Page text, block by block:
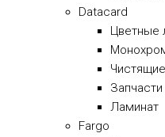
Datacard
Цветные
Запчасти
Ламинат
Fargo